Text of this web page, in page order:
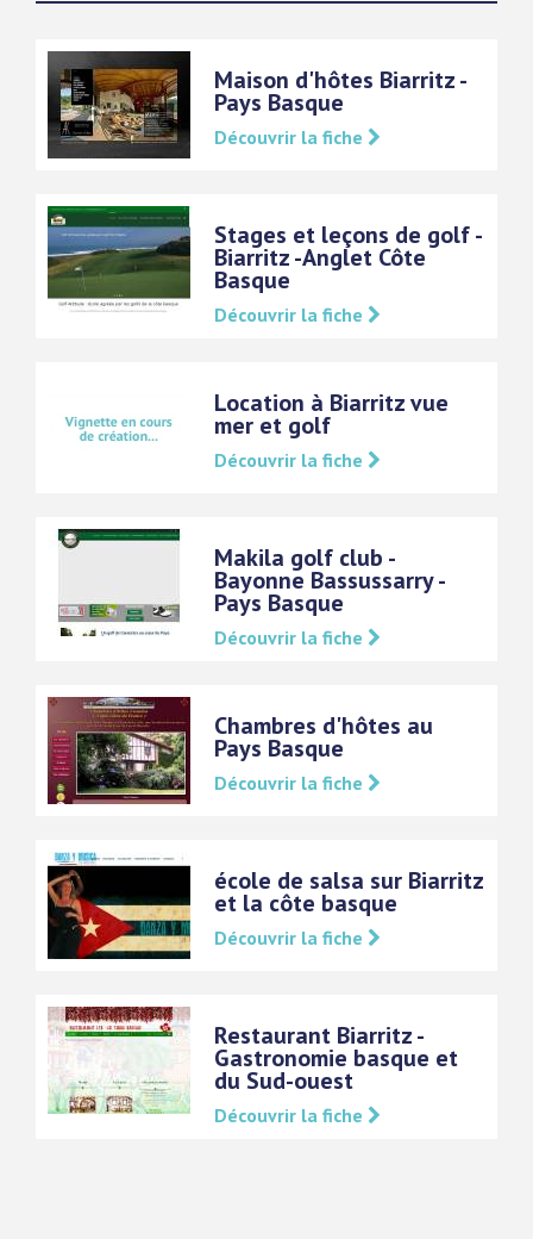
Maison d'hôtes Biarritz -
Pays Basque
Découvrir la fiche
Stages et leçons de golf -
Biarritz -Anglet Côte
Basque
Découvrir la fiche
Location à Biarritz vue
mer et golf
Découvrir la fiche
Makila golf club -
Bayonne Bassussarry -
Pays Basque
Découvrir la fiche
Chambres d'hôtes au
Pays Basque
Découvrir la fiche
école de salsa sur Biarritz
et la côte basque
Découvrir la fiche
Restaurant Biarritz -
Gastronomie basque et
du Sud-ouest
Découvrir la fiche